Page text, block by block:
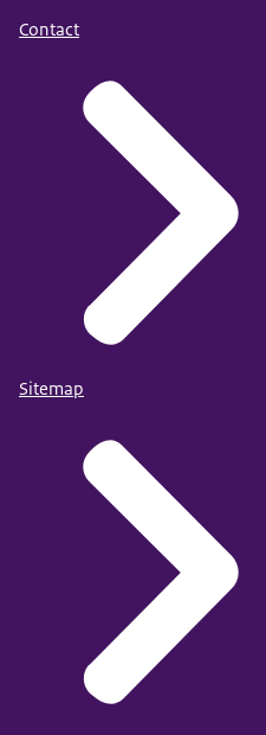
Contact
Sitemap